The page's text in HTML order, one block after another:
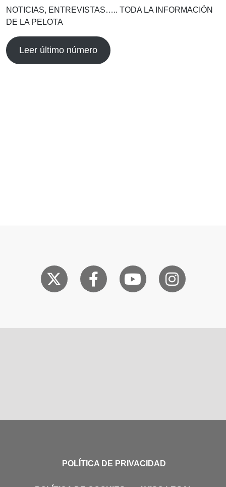
NOTICIAS, ENTREVISTAS….. TODA LA INFORMACIÓN
DE LA PELOTA
Leer último número
POLÍTICA DE PRIVACIDAD